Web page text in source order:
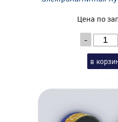
Цена по
-
в